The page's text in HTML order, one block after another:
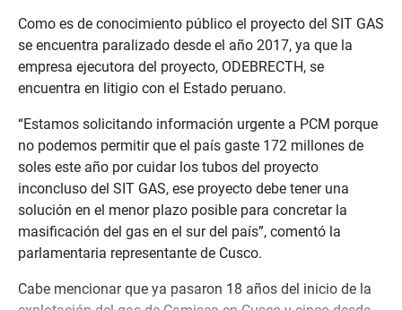
Como es de conocimiento público el proyecto del SIT GAS
se encuentra paralizado desde el año 2017, ya que la
empresa ejecutora del proyecto, ODEBRECTH, se
encuentra en litigio con el Estado peruano.
“Estamos solicitando información urgente a PCM porque
no podemos permitir que el país gaste 172 millones de
soles este año por cuidar los tubos del proyecto
inconcluso del SIT GAS, ese proyecto debe tener una
solución en el menor plazo posible para concretar la
masificación del gas en el sur del país”, comentó la
parlamentaria representante de Cusco.
Cabe mencionar que ya pasaron 18 años del inicio de la